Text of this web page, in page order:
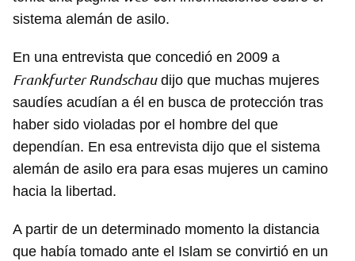
sistema alemán de asilo.
En una entrevista que concedió en 2009 a
Frankfurter Rundschaudijo que muchas mujeres
saudíes acudían a él en busca de protección tras
haber sido violadas por el hombre del que
dependían. En esa entrevista dijo que el sistema
alemán de asilo era para esas mujeres un camino
hacia la libertad.
A partir de un determinado momento la distancia
que había tomado ante el Islam se convirtió en un